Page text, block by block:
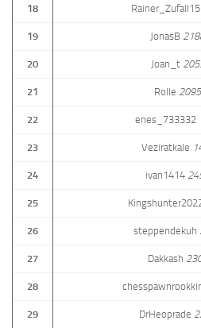
18 Rainer_Zufall15
19 JonasB
20 Joan_t
21 Rolle 2095
22 enes_733332
23 Veziratkale
24 ivan1414
25
26 steppendekuh
27 Dakkash
28
29 DrHeoprade